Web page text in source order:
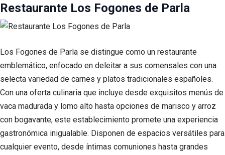
Restaurante Los Fogones de Parla
Los Fogones de Parla se distingue como un restaurante
emblemático, enfocado en deleitar a sus comensales con una
selecta variedad de carnes y platos tradicionales españoles.
Con una oferta culinaria que incluye desde exquisitos menús de
vaca madurada y lomo alto hasta opciones de marisco y arroz
con bogavante, este establecimiento promete una experiencia
gastronómica inigualable. Disponen de espacios versátiles para
cualquier evento, desde íntimas comuniones hasta grandes